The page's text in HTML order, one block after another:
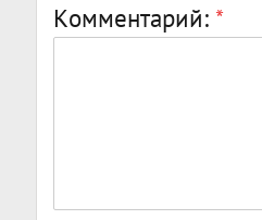
Комментарий: *